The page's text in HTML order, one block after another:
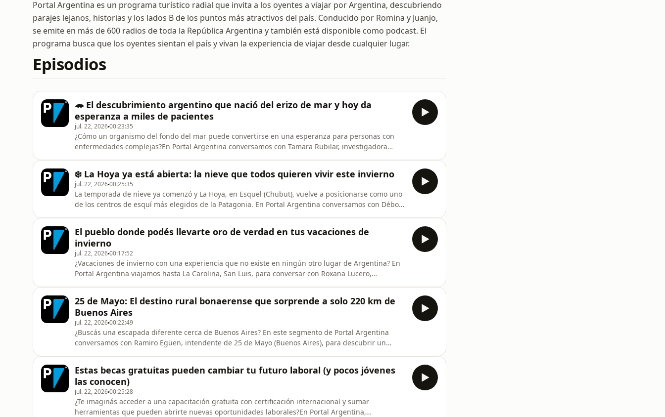
Portal Argentina es un programa turístico radial que invita a los oyentes a viajar por Argentina, descubriendo
parajes lejanos, historias y los lados B de los puntos más atractivos del país. Conducido por Romina y Juanjo,
se emite en más de 600 radios de toda la República Argentina y también está disponible como podcast. El
programa busca que los oyentes sientan el país y vivan la experiencia de viajar desde cualquier lugar.
Episodios
🦔 El descubrimiento argentino que nació del erizo de mar y hoy da
esperanza a miles de pacientes
jul. 22, 202600:23:35
¿Cómo un organismo del fondo del mar puede convertirse en una esperanza para personas con
enfermedades complejas?En Portal Argentina conversamos con Tamara Rubilar, investigadora
que hoy trasciende frontera
❄️ La Hoya ya está abierta: la nieve que todos quieren vivir este invierno
jul. 22, 202600:25:35
La temporada de nieve ya comenzó y La Hoya, en Esquel (Chubut), vuelve a posicionarse como uno
de los centros de esquí más elegidos de la Patagonia. En Portal Argentina conversamos con Débora
para quienes dan s
El pueblo donde podés llevarte oro de verdad en tus vacaciones de
invierno
jul. 22, 202600:17:52
¿Vacaciones de invierno con una experiencia que no existe en ningún otro lugar de Argentina? En
Portal Argentina viajamos hasta La Carolina, San Luis, para conversar con Roxana Lucero,
comienzo. También hablam
25 de Mayo: El destino rural bonaerense que sorprende a solo 220 km de
Buenos Aires
jul. 22, 202600:22:49
¿Buscás una escapada diferente cerca de Buenos Aires? En este segmento de Portal Argentina
conversamos con Ramiro Egüen, intendente de 25 de Mayo (Buenos Aires), para descubrir un
bonaerense que i
Estas becas gratuitas pueden cambiar tu futuro laboral (y pocos jóvenes
las conocen)
jul. 22, 202600:25:28
¿Te imaginás acceder a una capacitación gratuita con certificación internacional y sumar
herramientas que pueden abrirte nuevas oportunidades laborales?En Portal Argentina,